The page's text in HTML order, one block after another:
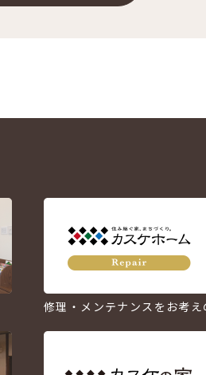
修理・メンテナンスをお考え